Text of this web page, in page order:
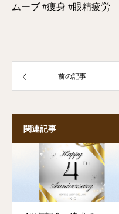
ムーブ #痩身 #眼精疲労
前の記事
関連記事